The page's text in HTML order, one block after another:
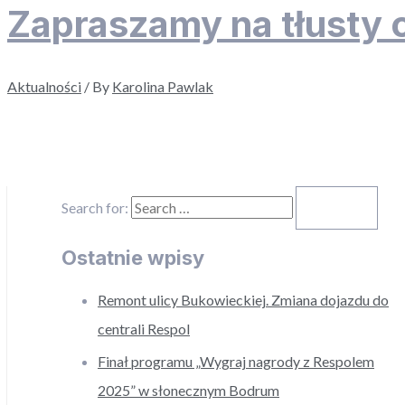
Zapraszamy na tłusty
Aktualności / By Karolina Pawlak
Search for:
Ostatnie wpisy
Remont ulicy Bukowieckiej. Zmiana dojazdu do
centrali Respol
Finał programu „Wygraj nagrody z Respolem
2025” w słonecznym Bodrum